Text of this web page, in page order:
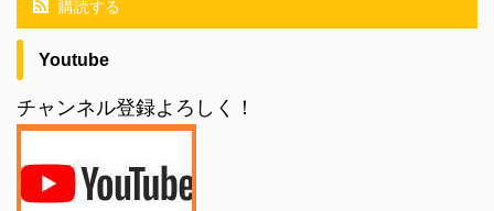
購読する
Youtube
チャンネル登録よろしく！